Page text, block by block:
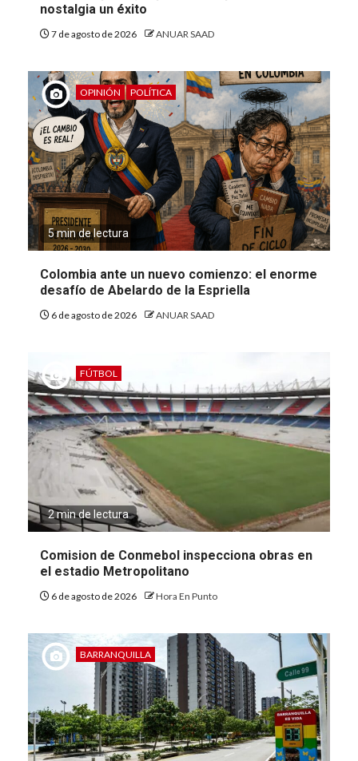
nostalgia un éxito
7 de agosto de 2026 ANUAR SAAD
OPINIÓN POLÍTICA
5 min de lectura
Colombia ante un nuevo comienzo: el enorme
desafío de Abelardo de la Espriella
6 de agosto de 2026 ANUAR SAAD
FÚTBOL
2 min de lectura
Comision de Conmebol inspecciona obras en
el estadio Metropolitano
6 de agosto de 2026 Hora En Punto
BARRANQUILLA